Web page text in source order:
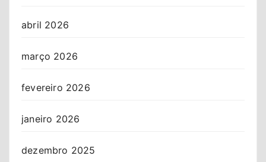
abril 2026
março 2026
fevereiro 2026
janeiro 2026
dezembro 2025